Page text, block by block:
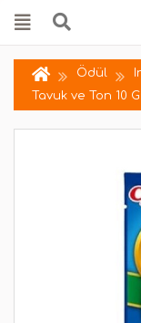
Ödül
Tavuk ve Ton 10